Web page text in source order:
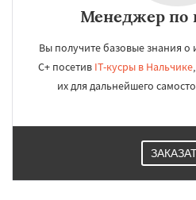
Менеджер по
Вы получите базовые знания
C+ посетив IT-кусры в Нальчике
их для дальнейшего